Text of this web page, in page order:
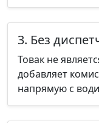
3. Без
Товак не
добавляет
напрямую с